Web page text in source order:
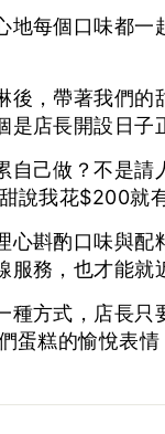
每個口味都
，帶著我們
是店長開設日
己做？不是
說我花$200就
斟酌口味與
務，也才能
種方式，店長
蛋糕的愉悅表